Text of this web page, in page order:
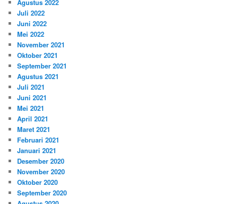
Agustus 2022
Juli 2022
Juni 2022
Mei 2022
November 2021
Oktober 2021
September 2021
Agustus 2021
Juli 2021
Juni 2021
Mei 2021
April 2021
Maret 2021
Februari 2021
Januari 2021
Desember 2020
November 2020
Oktober 2020
September 2020